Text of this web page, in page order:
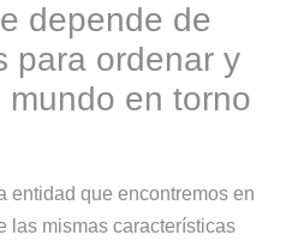
depende de
para ordenar y
en torno
entidad que encontremos en
las mismas características